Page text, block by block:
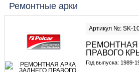
Ремонтные арки
Артикул №: SK-
РЕМОНТНАЯ
ПРАВОГО
Год выпуска: 1989-